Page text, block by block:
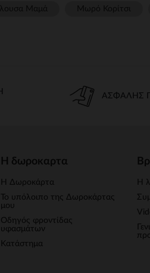
ΑΣΦΑΛΉΣ
Η δωροκαρτα
Η Δωροκάρτα
Το υπόλοιπο της Δωροκάρτας
μου
Οδηγός φροντίδας
υφασμάτων
Κατάστημα
Η